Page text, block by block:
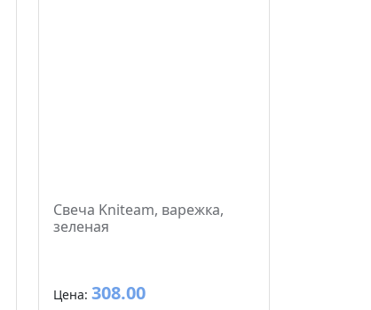
Свеча Kniteam, варежка,
зеленая
Цена: 308.00